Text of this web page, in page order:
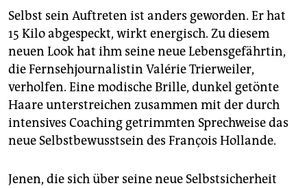
Selbst sein Auftreten ist anders geworden. Er hat
15 Kilo abgespeckt, wirkt energisch. Zu diesem
neuen Look hat ihm seine neue Lebensgefährtin,
die Fernsehjournalistin Valérie Trierweiler,
verholfen. Eine modische Brille, dunkel getönte
Haare unterstreichen zusammen mit der durch
intensives Coaching getrimmten Sprechweise das
neue Selbstbewusstsein des François Hollande.
Jenen, die sich über seine neue Selbstsicherheit